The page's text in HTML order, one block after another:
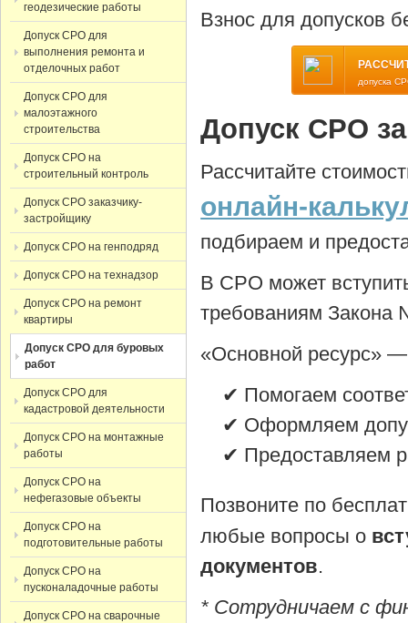
Взнос для допусков
допуска
Допуск СРО
Рассчитайте
онлайн-
подбираем и
В СРО может
требованиям Закона
«Основной ресурс»
✔ Помогаем
✔ Оформляем
✔ Предоставляем
Позвоните по
любые вопросы о
документов.
* Сотрудничаем с
геодезические работы
Допуск СРО для
выполнения ремонта и
отделочных работ
Допуск СРО для
малоэтажного
строительства
Допуск СРО на
строительный контроль
Допуск СРО заказчику-
застройщику
Допуск СРО на генподряд
Допуск СРО на технадзор
Допуск СРО на ремонт
квартиры
Допуск СРО для буровых
работ
Допуск СРО для
кадастровой деятельности
Допуск СРО на монтажные
работы
Допуск СРО на
нефегазовые объекты
Допуск СРО на
подготовительные работы
Допуск СРО на
пусконаладочные работы
Допуск СРО на сварочные